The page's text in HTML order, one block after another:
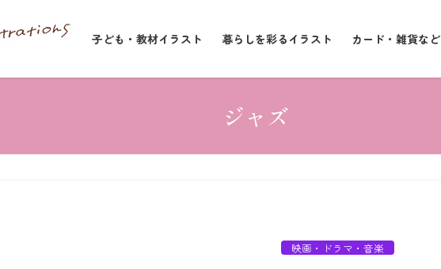
子ども・教材イラスト 暮らしを彩るイラスト カード・雑貨など
ジャズ
映画・ドラマ・音楽